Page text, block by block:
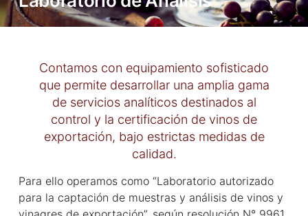
Contamos con equipamiento sofisticado
que permite desarrollar una amplia gama
de servicios analíticos destinados al
control y la certificación de vinos de
exportación, bajo estrictas medidas de
calidad.
Para ello operamos como “Laboratorio autorizado
para la captación de muestras y análisis de vinos y